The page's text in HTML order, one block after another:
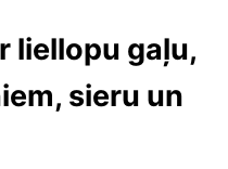
liellopu gaļu,
sieru un